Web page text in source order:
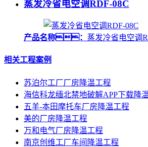
蒸发冷省电空调RDF-08C
产品名称： 蒸发冷省电空调
相关工程案例
苏泊尔工厂厂房降温工程
海信科龙缅北禁地破解APP下载降
五羊-本田摩托车厂房降温工程
美的厂房降温工程
万和电气厂房降温工程
南京创维工厂车间降温工程